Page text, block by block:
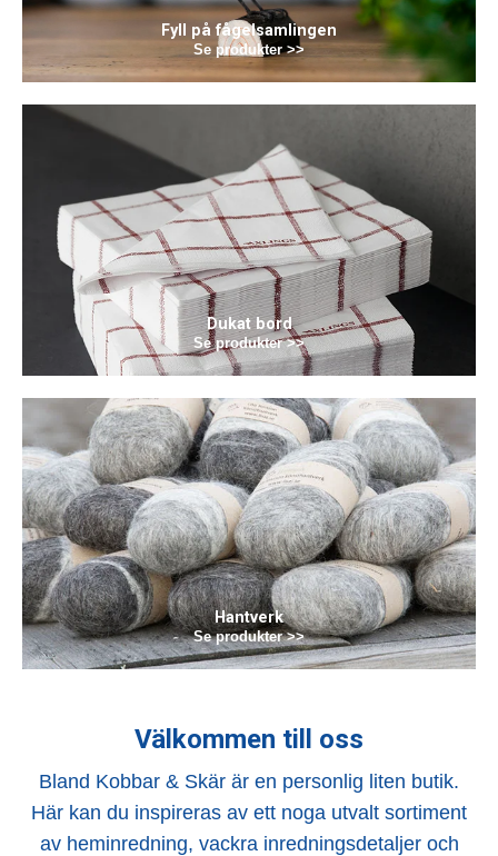
Fyll på fågelsamlingen
Se produkter >>
Dukat bord
Se produkter >>
Hantverk
Se produkter >>
Välkommen till oss
Bland Kobbar & Skär är en personlig liten butik.
Här kan du inspireras av ett noga utvalt sortiment
av heminredning, vackra inredningsdetaljer och